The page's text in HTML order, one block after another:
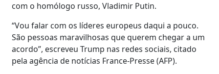
com o homólogo russo, Vladimir Putin.
“Vou falar com os líderes europeus daqui a pouco.
São pessoas maravilhosas que querem chegar a um
acordo”, escreveu Trump nas redes sociais, citado
pela agência de notícias France-Presse (AFP).